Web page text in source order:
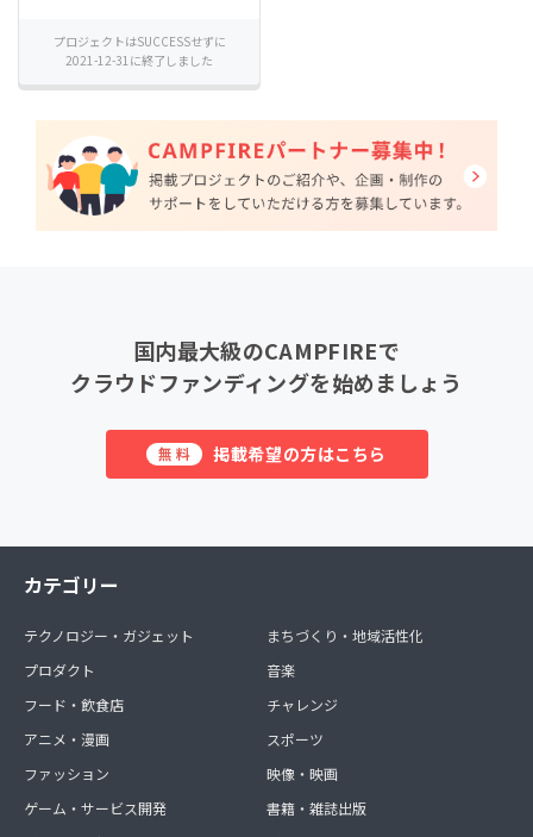
プロジェクトはSUCCESSせずに
2021-12-31に終了しました
国内最大級のCAMPFIREで
クラウドファンディングを始めましょう
無料 掲載希望の方はこちら
カテゴリー
テクノロジー・ガジェット
プロダクト
フード・飲食店
アニメ・漫画
ファッション
ゲーム・サービス開発
まちづくり・地域活性化
音楽
チャレンジ
スポーツ
映像・映画
書籍・雑誌出版